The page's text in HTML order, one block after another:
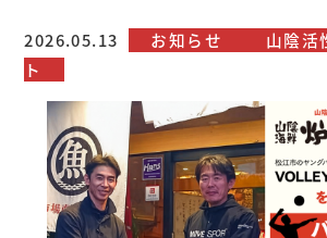
2026.05.13 お知らせ
山陰活
ト